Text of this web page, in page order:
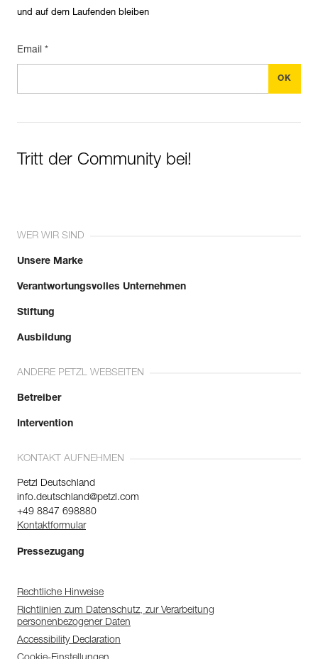
und auf dem Laufenden bleiben
Email *
Tritt der Community bei!
WER WIR SIND
Unsere Marke
Verantwortungsvolles Unternehmen
Stiftung
Ausbildung
ANDERE PETZL WEBSEITEN
Betreiber
Intervention
KONTAKT AUFNEHMEN
Petzl Deutschland
info.deutschland@petzl.com
+49 8847 698880
Kontaktformular
Pressezugang
Rechtliche Hinweise
Richtlinien zum Datenschutz, zur Verarbeitung
personenbezogener Daten
Accessibility Declaration